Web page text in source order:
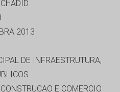
2013
DE INFRAESTRUTURA,
E COMERCIO